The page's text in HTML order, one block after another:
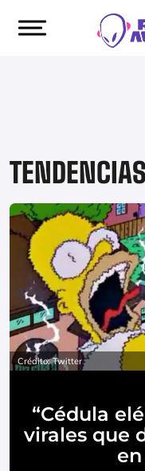
TENDENCIAS
Crédito: Twitter
“Cédula
virales que